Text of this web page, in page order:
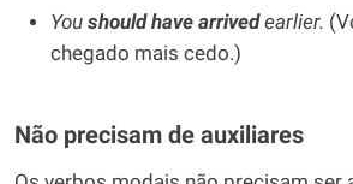
You should have arrivedearlier.
chegado mais cedo.)
Não precisam de auxiliares